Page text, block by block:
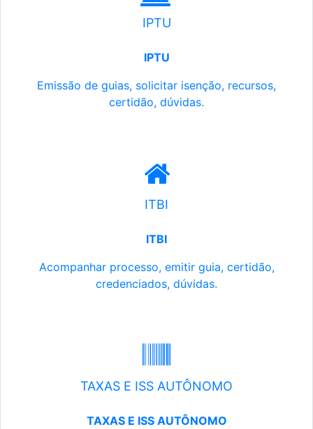
IPTU
IPTU
Emissão de guias, solicitar isenção, recursos,
certidão, dúvidas.
ITBI
ITBI
Acompanhar processo, emitir guia, certidão,
credenciados, dúvidas.
TAXAS E ISS AUTÔNOMO
TAXAS E ISS AUTÔNOMO